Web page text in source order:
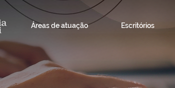
Áreas de atuação Escritórios